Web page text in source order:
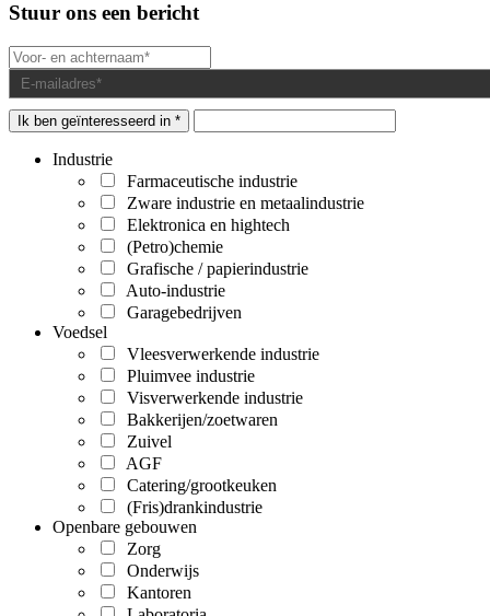
Stuur ons een bericht
Ik ben geïnteresseerd in *
Industrie
Farmaceutische industrie
Zware industrie en metaalindustrie
Elektronica en hightech
(Petro)chemie
Grafische / papierindustrie
Auto-industrie
Garagebedrijven
Voedsel
Vleesverwerkende industrie
Pluimvee industrie
Visverwerkende industrie
Bakkerijen/zoetwaren
Zuivel
AGF
Catering/grootkeuken
(Fris)drankindustrie
Openbare gebouwen
Zorg
Onderwijs
Kantoren